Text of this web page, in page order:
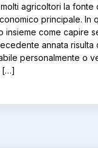
agricoltori la fonte
principale. In
insieme come capire
annata risulta
personalmente o
[…]